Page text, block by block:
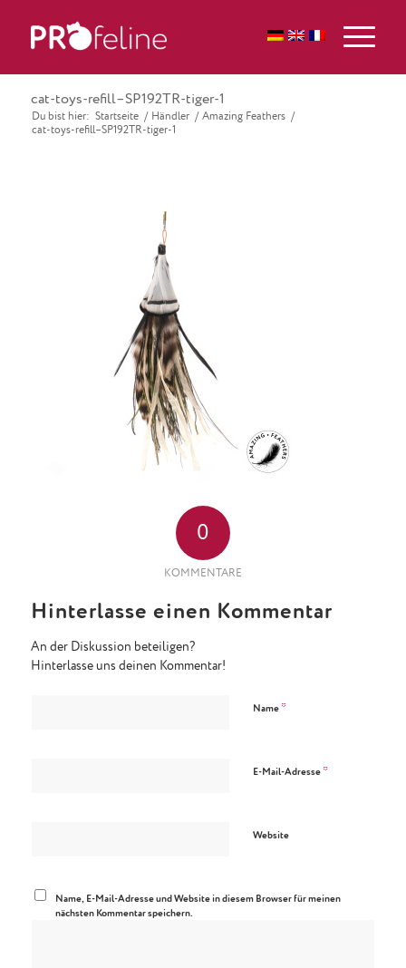
cat-toys-refill–SP192TR-tiger-1
Du bist hier: Startseite / Händler / Amazing Feathers /
cat-toys-refill–SP192TR-tiger-1
0
KOMMENTARE
Hinterlasse einen Kommentar
An der Diskussion beteiligen?
Hinterlasse uns deinen Kommentar!
Name *
E-Mail-Adresse *
Website
Name, E-Mail-Adresse und Website in diesem Browser für meinen
nächsten Kommentar speichern.